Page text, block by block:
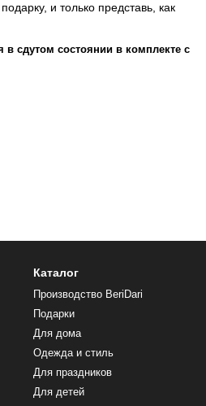
и только представь, как
сдутом состоянии в комплекте с
Каталог
Производство BeriDari
Подарки
Для дома
Одежда и стиль
Для праздников
Для детей